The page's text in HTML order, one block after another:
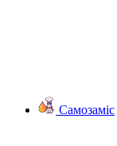
Самозаміс